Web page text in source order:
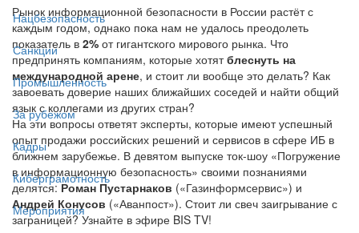
Нацбезопасность
Санкции
Промышленность
За рубежом
Кадры
Киберграмотность
Мероприятия
Рынок информационной безопасности в России растёт с
каждым годом, однако пока нам не удалось преодолеть
показатель в 2% от гигантского мирового рынка. Что
предпринять компаниям, которые хотятблеснуть на
международной арене, и стоит ли вообще это делать? Как
завоевать доверие наших ближайших соседей и найти общий
язык с коллегами из других стран?
На эти вопросы ответят эксперты, которые имеют успешный
опыт продажи российских решений и сервисов в сфере ИБ в
ближнем зарубежье. В девятом выпуске ток-шоу «Погружение
в информационную безопасность» своими познаниями
делятся:Роман Пустарнаков («Газинформсервис») и
Андрей Конусов («Аванпост»). Стоит ли свеч заигрывание с
заграницей? Узнайте в эфире BIS TV!